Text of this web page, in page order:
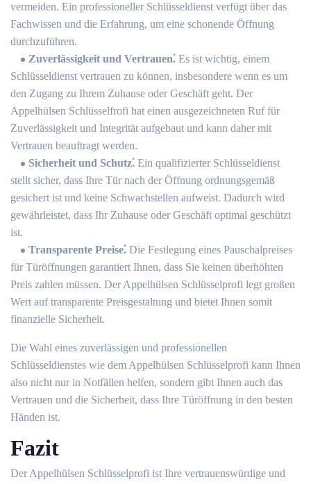
vermeiden. Ein professioneller Schlüsseldienst verfügt über das
Fachwissen und die Erfahrung, um eine schonende Öffnung
durchzuführen.​
Zuverlässigkeit und Vertrauen⁚ Es ist wichtig, einem
Schlüsseldienst vertrauen zu können, insbesondere wenn es um
den Zugang zu Ihrem Zuhause oder Geschäft geht.​ Der
Appelhülsen Schlüsselfrofi hat einen ausgezeichneten Ruf für
Zuverlässigkeit und Integrität aufgebaut und kann daher mit
Vertrauen beauftragt werden.​
Sicherheit und Schutz⁚ Ein qualifizierter Schlüsseldienst
stellt sicher, dass Ihre Tür nach der Öffnung ordnungsgemäß
gesichert ist und keine Schwachstellen aufweist.​ Dadurch wird
gewährleistet, dass Ihr Zuhause oder Geschäft optimal geschützt
ist.​
Transparente Preise⁚ Die Festlegung eines Pauschalpreises
für Türöffnungen garantiert Ihnen, dass Sie keinen überhöhten
Preis zahlen müssen.​ Der Appelhülsen Schlüsselprofi legt großen
Wert auf transparente Preisgestaltung und bietet Ihnen somit
finanzielle Sicherheit.​
Die Wahl eines zuverlässigen und professionellen
Schlüsseldienstes wie dem Appelhülsen Schlüsselprofi kann Ihnen
also nicht nur in Notfällen helfen, sondern gibt Ihnen auch das
Vertrauen und die Sicherheit, dass Ihre Türöffnung in den besten
Händen ist.
Fazit
Der Appelhülsen Schlüsselprofi ist Ihre vertrauenswürdige und